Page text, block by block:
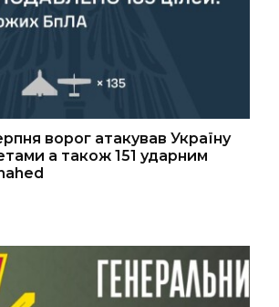
ворог атакував Україну
а також 151 ударним